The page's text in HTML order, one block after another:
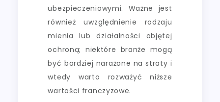
ubezpieczeniowymi. Ważne jest
również uwzględnienie rodzaju
mienia lub działalności objętej
ochroną; niektóre branże mogą
być bardziej narażone na straty i
wtedy warto rozważyć niższe
wartości franczyzowe.